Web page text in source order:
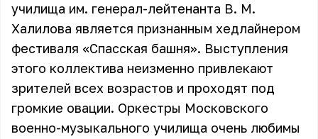
училища им. генерал-лейтенанта В. М.
Халилова является признанным хедлайнером
фестиваля «Спасская башня». Выступления
этого коллектива неизменно привлекают
зрителей всех возрастов и проходят под
громкие овации. Оркестры Московского
военно-музыкального училища очень любимы